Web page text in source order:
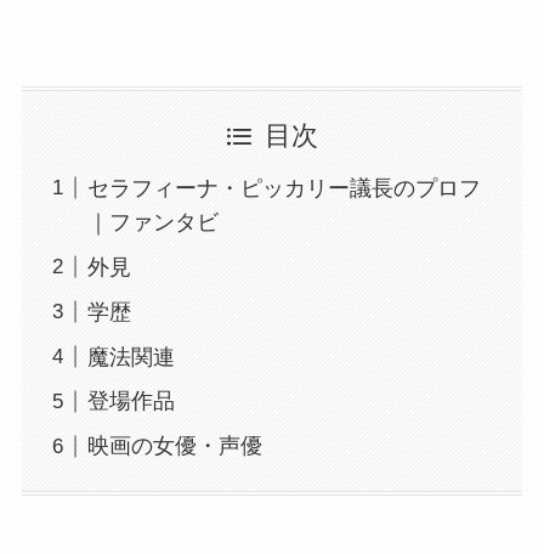
目次
セラフィーナ・ピッカリー議長のプロフ
｜ファンタビ
外見
学歴
魔法関連
登場作品
映画の女優・声優